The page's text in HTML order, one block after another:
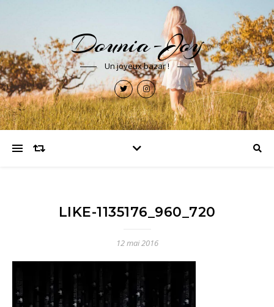
Dounia-Joy
Un joyeux bazar !
LIKE-1135176_960_720
12 mai 2016